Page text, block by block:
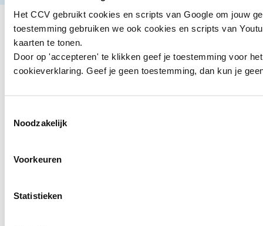
Het CCV gebruikt cookies en scripts van Google om jouw
toestemming gebruiken we ook cookies en scripts van
kaarten te tonen.
Door op 'accepteren' te klikken geef je toestemming voor
cookieverklaring. Geef je geen toestemming, dan kun je
Noodzakelijk
Voorkeuren
Statistieken